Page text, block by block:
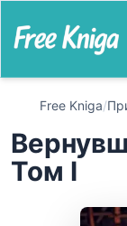
Free Kniga/
Том I